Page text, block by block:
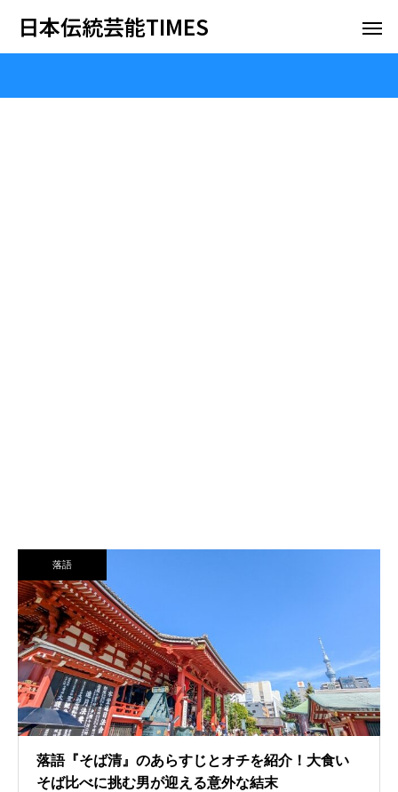
日本伝統芸能TIMES
落語
落語『そば清』のあらすじとオチを紹介！大食い
そば比べに挑む男が迎える意外な結末